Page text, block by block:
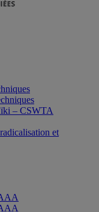
– CSWTA
et